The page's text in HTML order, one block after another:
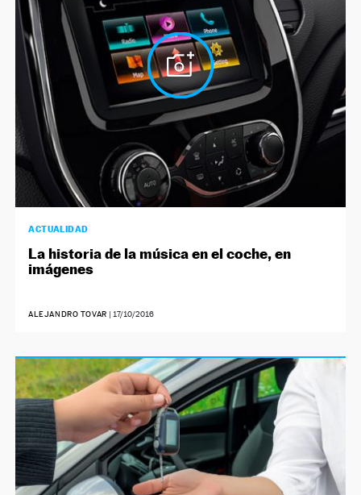
ACTUALIDAD
La historia de la música en el coche, en
imágenes
ALEJANDRO TOVAR |17/10/2016